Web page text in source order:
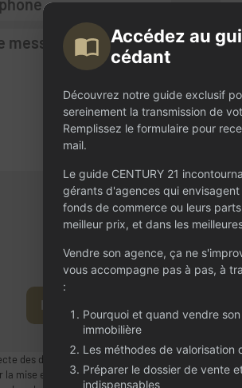
Envoyer
des données à caractère personnel aux
la mise en vente et la négoce d’agences
Accédez au
cédant
Découvrez notre guide exclusif
sereinement la transmission de
Remplissez le formulaire pour
mail.
Le guide CENTURY 21
gérants d'agences qui
fonds de commerce ou leurs
meilleur prix, et dans les
Vendre son agence, ça ne
vous accompagne pas à pas, à
:
Pourquoi et quand vendre
immobilière
Les méthodes de valorisation
Préparer le dossier de vente
indispensables